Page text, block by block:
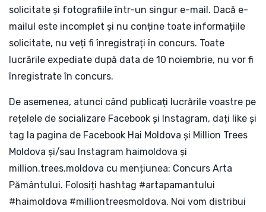
solicitate și fotografiile într-un singur e-mail. Dacă e-
mailul este incomplet și nu conține toate informațiile
solicitate, nu veți fi înregistrați în concurs. Toate
lucrările expediate după data de 10 noiembrie, nu vor fi
înregistrate în concurs.
De asemenea, atunci când publicați lucrările voastre pe
rețelele de socializare Facebook și Instagram, dați like și
tag la pagina de Facebook Hai Moldova și Million Trees
Moldova și/sau Instagram haimoldova și
million.trees.moldova cu mențiunea: Concurs Arta
Pământului. Folosiți hashtag #artapamantului
#haimoldova #milliontreesmoldova. Noi vom distribui